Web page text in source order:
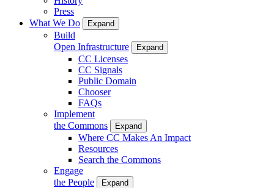
Press
What We Do
Expand
Build
Open Infrastructure
Expand
CC Licenses
CC Signals
Public Domain
Chooser
FAQs
Implement
the Commons
Expand
Where CC Makes An Impact
Resources
Search the Commons
Engage
the People
Expand